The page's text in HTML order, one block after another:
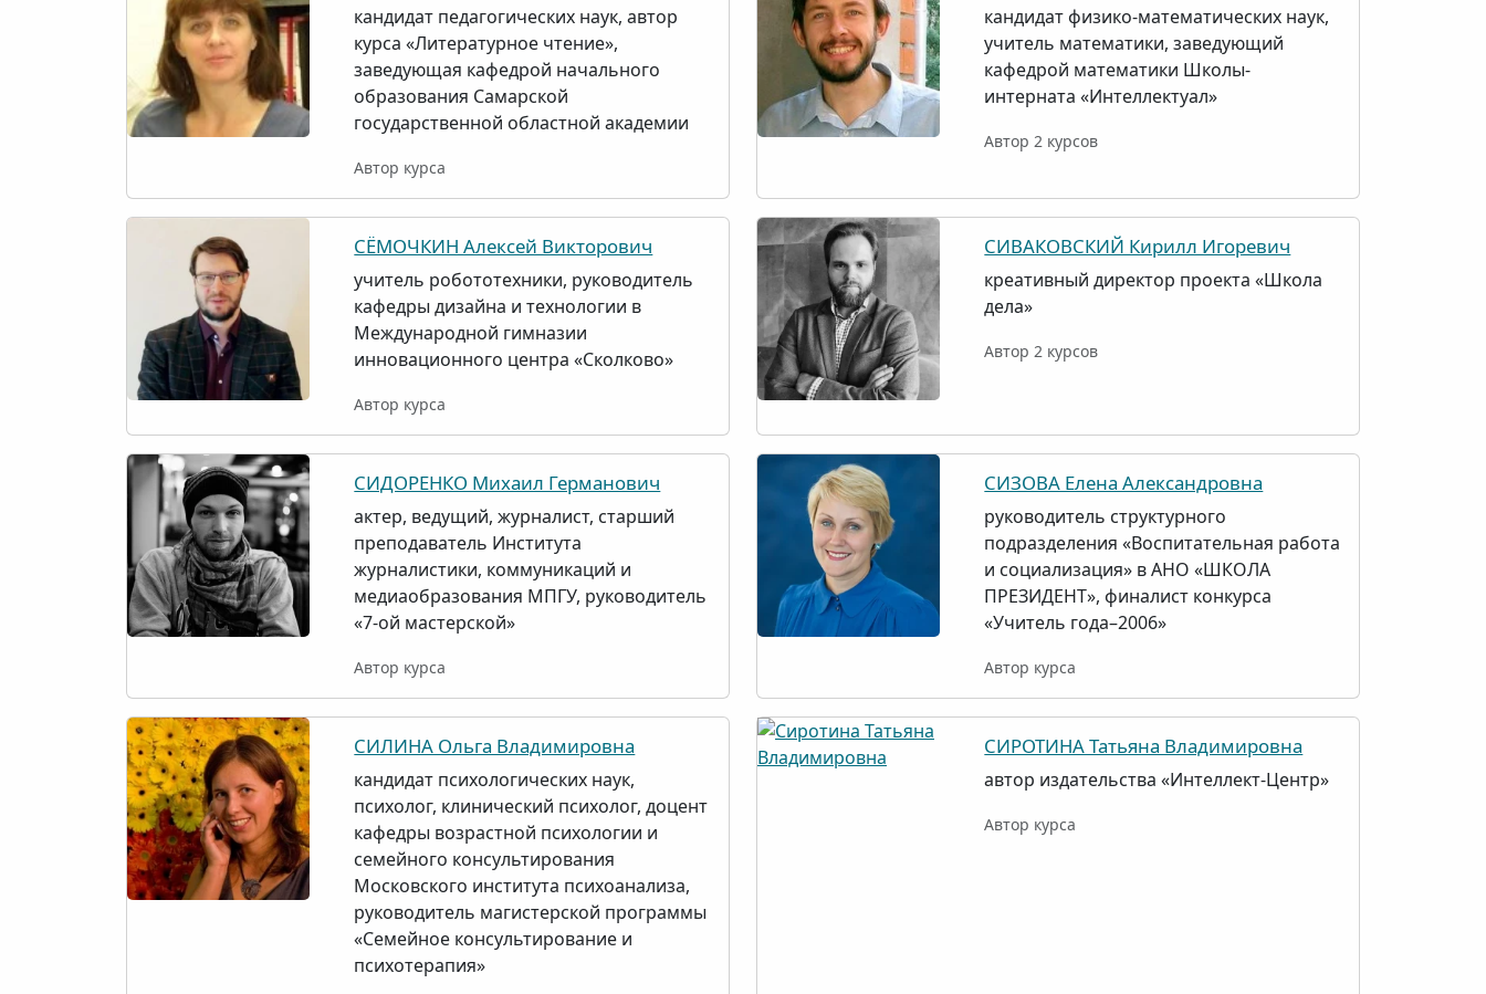
кандидат педагогических наук, автор
курса «Литературное чтение»,
заведующая кафедрой начального
образования Самарской
государственной областной академии
Автор курса
кандидат физико-математических наук,
учитель математики, заведующий
кафедрой математики Школы-
интерната «Интеллектуал»
Автор 2 курсов
СЁМОЧКИН Алексей Викторович
учитель робототехники, руководитель
кафедры дизайна и технологии в
Международной гимназии
инновационного центра «Сколково»
Автор курса
СИВАКОВСКИЙ Кирилл Игоревич
креативный директор проекта «Школа
дела»
Автор 2 курсов
СИДОРЕНКО Михаил Германович
актер, ведущий, журналист, старший
преподаватель Института
журналистики, коммуникаций и
медиаобразования МПГУ, руководитель
«7-ой мастерской»
Автор курса
СИЗОВА Елена Александровна
руководитель структурного
подразделения «Воспитательная работа
и социализация» в АНО «ШКОЛА
ПРЕЗИДЕНТ», финалист конкурса
«Учитель года–2006»
Автор курса
СИЛИНА Ольга Владимировна
кандидат психологических наук,
психолог, клинический психолог, доцент
кафедры возрастной психологии и
семейного консультирования
Московского института психоанализа,
руководитель магистерской программы
«Семейное консультирование и
психотерапия»
СИРОТИНА Татьяна Владимировна
автор издательства «Интеллект-Центр»
Автор курса